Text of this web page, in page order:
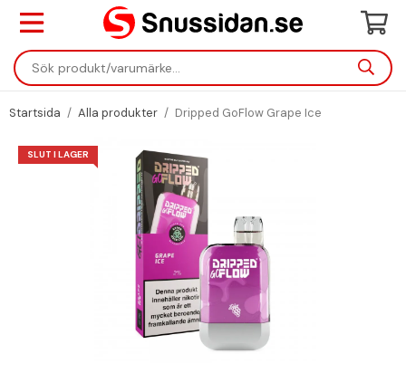
Startsida / Alla produkter / Dripped GoFlow Grape Ice
SLUT I LAGER